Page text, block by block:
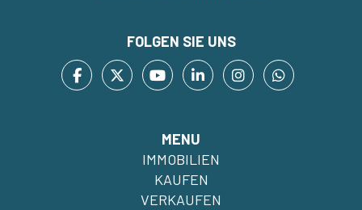
FOLGEN SIE UNS
MENU
IMMOBILIEN
KAUFEN
VERKAUFEN